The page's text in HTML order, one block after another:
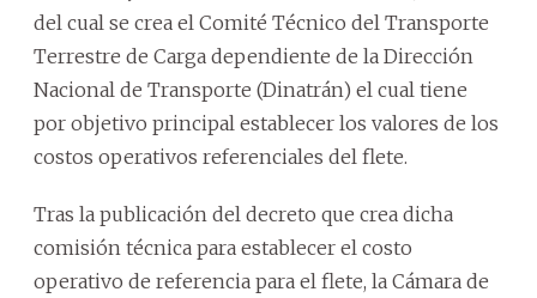
del cual se crea el Comité Técnico del Transporte
Terrestre de Carga dependiente de la Dirección
Nacional de Transporte (Dinatrán) el cual tiene
por objetivo principal establecer los valores de los
costos operativos referenciales del flete.
Tras la publicación del decreto que crea dicha
comisión técnica para establecer el costo
operativo de referencia para el flete, la Cámara de